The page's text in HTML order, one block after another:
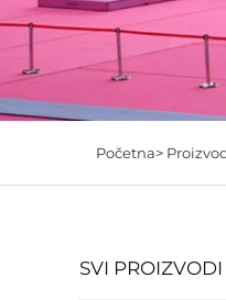
Početna>
SVI PROIZVODI